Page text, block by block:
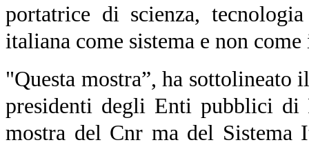
portatrice di scienza,
italiana come sistema e non
"Questa mostra”, ha sottolineato
presidenti degli Enti pubblici di
mostra del Cnr ma del